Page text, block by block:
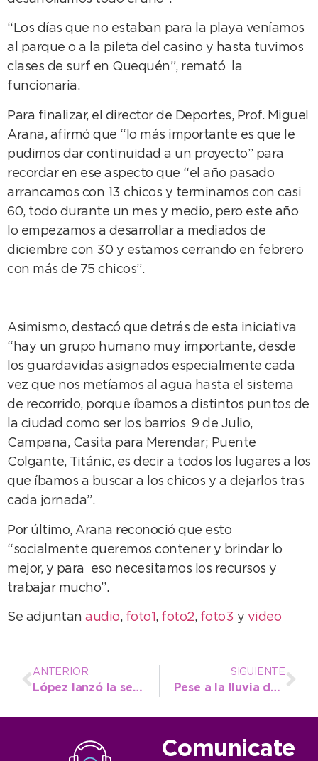
“Los días que no estaban para la playa veníamos
al parque o a la pileta del casino y hasta tuvimos
clases de surf en Quequén”, remató la
funcionaria.
Para finalizar, el director de Deportes, Prof. Miguel
Arana, afirmó que “lo más importante es que le
pudimos dar continuidad a un proyecto” para
recordar en ese aspecto que “el año pasado
arrancamos con 13 chicos y terminamos con casi
60, todo durante un mes y medio, pero este año
lo empezamos a desarrollar a mediados de
diciembre con 30 y estamos cerrando en febrero
con más de 75 chicos”.
Asimismo, destacó que detrás de esta iniciativa
“hay un grupo humano muy importante, desde
los guardavidas asignados especialmente cada
vez que nos metíamos al agua hasta el sistema
de recorrido, porque íbamos a distintos puntos de
la ciudad como ser los barrios 9 de Julio,
Campana, Casita para Merendar; Puente
Colgante, Titánic, es decir a todos los lugares a los
que íbamos a buscar a los chicos y a dejarlos tras
cada jornada”.
Por último, Arana reconoció que esto
“socialmente queremos contener y brindar lo
mejor, y para eso necesitamos los recursos y
trabajar mucho”.
Se adjuntan audio, foto1 , foto2, foto3 y video
ANTERIOR
López lanzó la segunda edición del Campamento Nacional de Entrenamiento de Atletismo
SIGUIENTE
Pese a la lluvia del domingo, el aire no cambia y sigue el calor
Comunicate